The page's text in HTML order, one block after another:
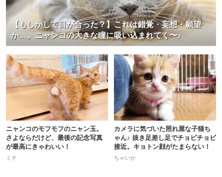
【もしかして目が合った？】これは錯覚・妄想・願望
か…。ニャンコの大きな瞳に吸い込まれてく〜♪
ニャンコのモフモフのニャン玉。
さよならだけど、最後の記念写真
が最高にきゃわいい！
ミチ
カメラに気づいた照れ屋な子猫ち
ゃん♪ 抜き足差し足でチョビチョビ
接近。キョトン顔がたまらない！
ちゃいか